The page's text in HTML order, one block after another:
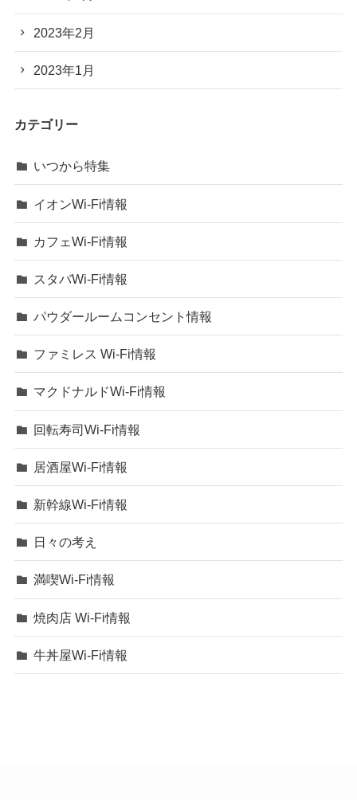
2023年2月
2023年1月
カテゴリー
いつから特集
イオンWi-Fi情報
カフェWi-Fi情報
スタバWi-Fi情報
パウダールームコンセント情報
ファミレス Wi-Fi情報
マクドナルドWi-Fi情報
回転寿司Wi-Fi情報
居酒屋Wi-Fi情報
新幹線Wi-Fi情報
日々の考え
満喫Wi-Fi情報
焼肉店 Wi-Fi情報
牛丼屋Wi-Fi情報